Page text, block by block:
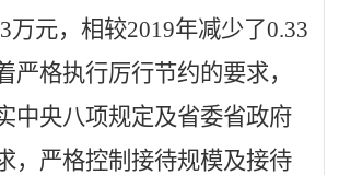
万元，相较2019年减少了0.33
严格执行厉行节约的要求，
中央八项规定及省委省政府
，严格控制接待规模及接待